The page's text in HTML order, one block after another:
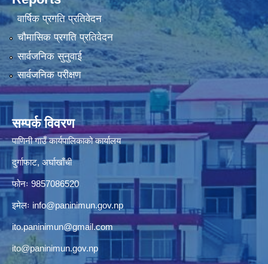
वार्षिक प्रगति प्रतिवेदन
चौमासिक प्रगति प्रतिवेदन
सार्वजनिक सुनुवाई
सार्वजनिक परीक्षण
सम्पर्क विवरण
पाणिनी गाउँ कार्यपालिकाको कार्यालय
दुर्गाफाट, अर्घाखाँची
फोनः 9857086520
इमेलः info@paninimun.gov.np
ito.paninimun@gmail.com
ito@paninimun.gov.np